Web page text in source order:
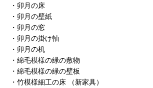
・卯月の床
・卯月の壁紙
・卯月の窓
・卯月の掛け軸
・卯月の机
・綿毛模様の緑の敷物
・綿毛模様の緑の壁板
・竹模様細工の床 （新家具）